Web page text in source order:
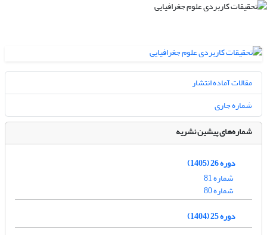
مقالات آماده انتشار
شماره جاری
شماره‌های پیشین نشریه
دوره 26 (1405)
شماره 81
شماره 80
دوره 25 (1404)